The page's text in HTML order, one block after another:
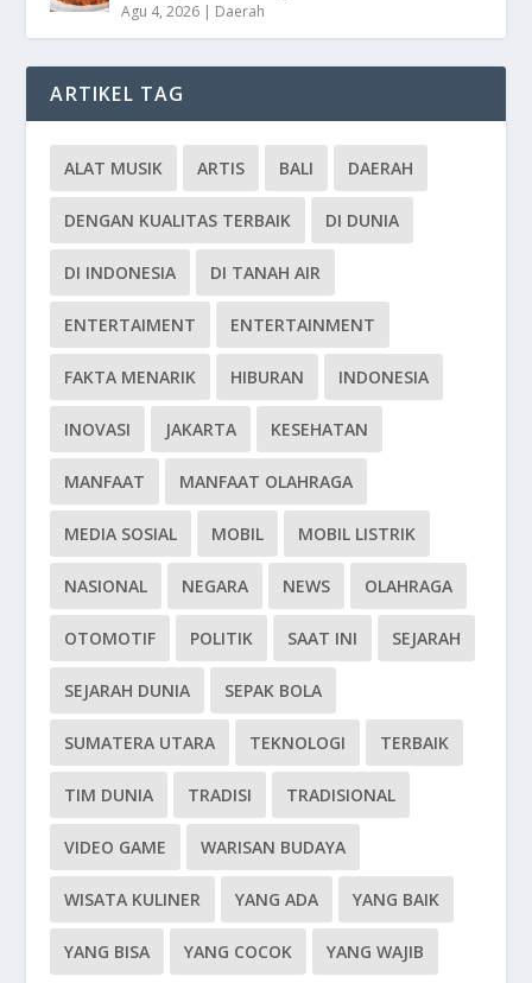
Agu 4, 2026 | Daerah
ARTIKEL TAG
ALAT MUSIK ARTIS BALI DAERAH
DENGAN KUALITAS TERBAIK DI DUNIA
DI INDONESIA DI TANAH AIR
ENTERTAIMENT ENTERTAINMENT
FAKTA MENARIK HIBURAN INDONESIA
INOVASI JAKARTA KESEHATAN
MANFAAT MANFAAT OLAHRAGA
MEDIA SOSIAL MOBIL MOBIL LISTRIK
NASIONAL NEGARA NEWS OLAHRAGA
OTOMOTIF POLITIK SAAT INI SEJARAH
SEJARAH DUNIA SEPAK BOLA
SUMATERA UTARA TEKNOLOGI TERBAIK
TIM DUNIA TRADISI TRADISIONAL
VIDEO GAME WARISAN BUDAYA
WISATA KULINER YANG ADA YANG BAIK
YANG BISA YANG COCOK YANG WAJIB